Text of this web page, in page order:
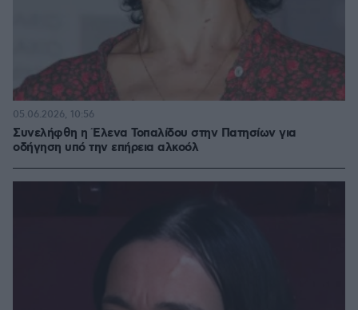
Συνελήφθη η Έλενα Τοπαλίδου στην Πατησίων για
οδήγηση υπό την επήρεια αλκοόλ
05.06.2026, 10:56